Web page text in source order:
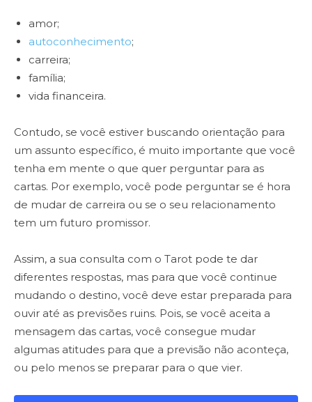
amor;
autoconhecimento;
carreira;
família;
vida financeira.
Contudo, se você estiver buscando orientação para
um assunto específico, é muito importante que você
tenha em mente o que quer perguntar para as
cartas. Por exemplo, você pode perguntar se é hora
de mudar de carreira ou se o seu relacionamento
tem um futuro promissor.
Assim, a sua consulta com o Tarot pode te dar
diferentes respostas, mas para que você continue
mudando o destino, você deve estar preparada para
ouvir até as previsões ruins. Pois, se você aceita a
mensagem das cartas, você consegue mudar
algumas atitudes para que a previsão não aconteça,
ou pelo menos se preparar para o que vier.